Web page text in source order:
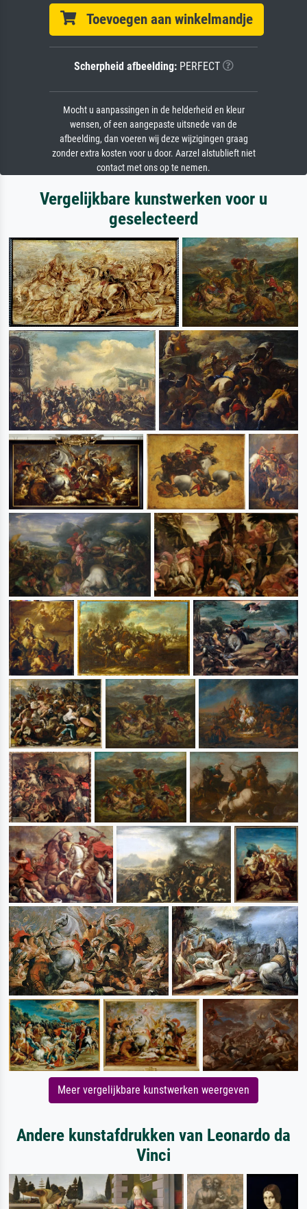
Toevoegen aan winkelmandje
Scherpheid afbeelding:PERFECT
Mocht u aanpassingen in de helderheid en kleur
wensen, of een aangepaste uitsnede van de
afbeelding, dan voeren wij deze wijzigingen graag
zonder extra kosten voor u door. Aarzel alstublieft niet
contact met ons op te nemen.
Vergelijkbare kunstwerken voor u
geselecteerd
Meer vergelijkbare kunstwerken weergeven
Andere kunstafdrukken van Leonardo da
Vinci